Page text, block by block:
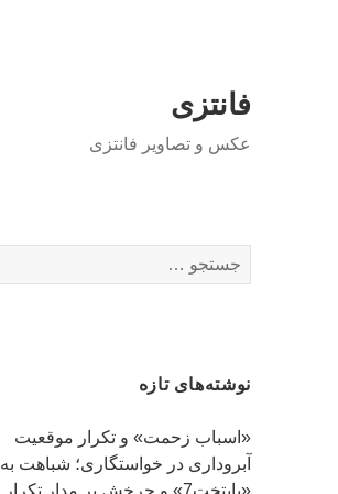
فانتزی
عکس و تصاویر فانتزی
س
ب
ا
ی
نوشته‌های تازه
«اسباب زحمت» و تکرار موقعیت
آبروداری در خواستگاری؛ شباهت به